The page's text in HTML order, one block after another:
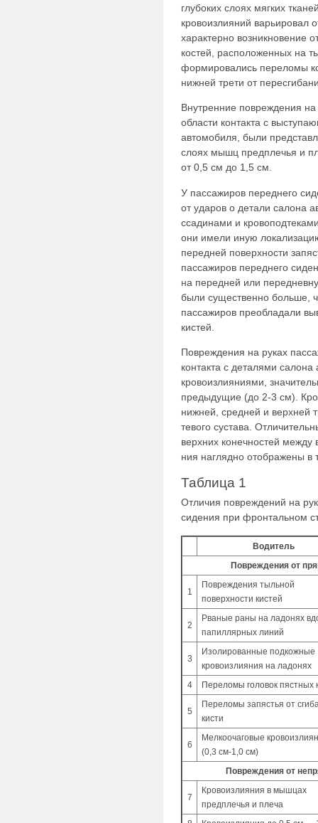
глубоких слоях мягких
кровоизлияний варьировал
характерно возникновение
костей, расположенных на
формировались переломы
ниж­ней трети от
Внутренние повреждения
области контакта с
автомо­биля, были
слоях мышц предплечья и
от 0,5 см до 1,5 см.
У пассажиров переднего
от ударов о детали салона
ссадинами и
они имели иную
передней поверхности
пассажиров переднего
на передней или
были существенно больше,
пассажи­ров преобладали
кистей.
Повреждения на руках
контакта с деталями
кровоизлияниями,
предыдущие (до 2-3 см).
нижней, средней и верхней
тевого сустава.
верхних конечностей
ния наглядно отображены в
Таблица 1
Отличия повреждений на
сидения при фронтальном
Водитель
Повреждения от
1
Повреждения тыльной
поверхности кистей
2
Рваные раны на ладонях
папил­лярных линий
3
Изолированные подкожные
кровоизли­яния на ладонях
4
Переломы головок пястных
5
Переломы запястья от
кисти
6
Мелкоочаговые
(0,3 см-1,0 см)
Повреждения от
7
Кровоизлияния в мышцах
предплечья и плеча